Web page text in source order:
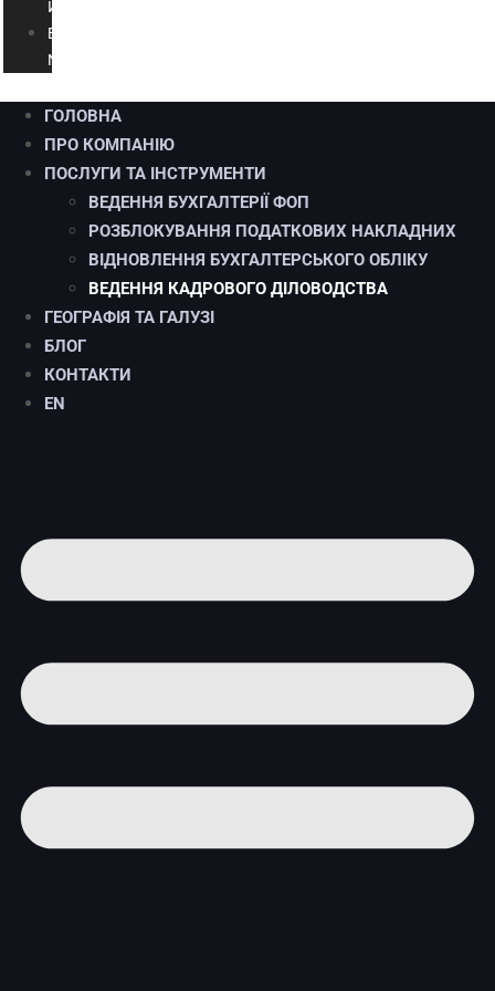
И
E
N
ГОЛОВНА
ПРО КОМПАНІЮ
ПОСЛУГИ ТА ІНСТРУМЕНТИ
ВЕДЕННЯ БУХГАЛТЕРІЇ ФОП
РОЗБЛОКУВАННЯ ПОДАТКОВИХ НАКЛАДНИХ
ВІДНОВЛЕННЯ БУХГАЛТЕРСЬКОГО ОБЛІКУ
ВЕДЕННЯ КАДРОВОГО ДІЛОВОДСТВА
ГЕОГРАФІЯ ТА ГАЛУЗІ
БЛОГ
КОНТАКТИ
EN